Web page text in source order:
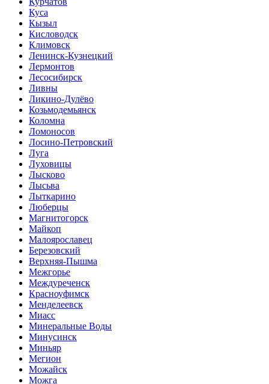
Куса
Кызыл
Кисловодск
Климовск
Ленинск-Кузнецкий
Лермонтов
Лесосибирск
Ливны
Ликино-Дулёво
Козьмодемьянск
Коломна
Ломоносов
Лосино-Петровский
Луга
Луховицы
Лысково
Лысьва
Лыткарино
Люберцы
Магнитогорск
Майкоп
Малоярославец
Березовский
Верхняя-Пышма
Межгорье
Междуреченск
Красноуфимск
Менделеевск
Миасс
Минеральные Воды
Минусинск
Миньяр
Мегион
Можайск
Можга